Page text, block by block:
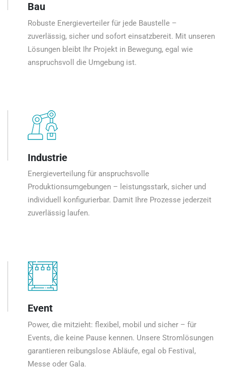
Bau
Robuste Energieverteiler für jede Baustelle –
zuverlässig, sicher und sofort einsatzbereit. Mit unseren
Lösungen bleibt Ihr Projekt in Bewegung, egal wie
anspruchsvoll die Umgebung ist.
Industrie
Energieverteilung für anspruchsvolle
Produktionsumgebungen – leistungsstark, sicher und
individuell konfigurierbar. Damit Ihre Prozesse jederzeit
zuverlässig laufen.
Event
Power, die mitzieht: flexibel, mobil und sicher – für
Events, die keine Pause kennen. Unsere Stromlösungen
garantieren reibungslose Abläufe, egal ob Festival,
Messe oder Gala.